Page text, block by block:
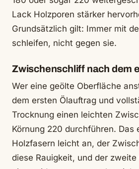
Lack Holzporen stärker
Grundsätzlich gilt: Immer mit
schleifen, nicht gegen sie.
Zwischenschliff nach dem
Wer eine geölte Oberfläche
dem ersten Ölauftrag und
Trocknung einen leichten
Körnung 220 durchführen. Das
Holzfasern leicht an, der
diese Rauigkeit, und der